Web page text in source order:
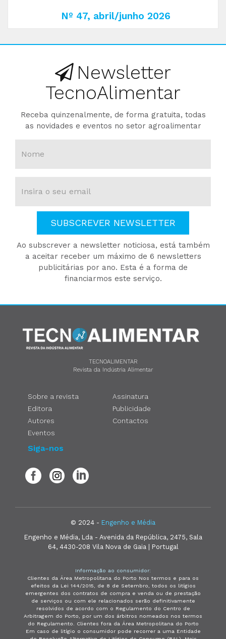
Nº 47, abril/junho 2026
Newsletter
TecnoAlimentar
Receba quinzenalmente, de forma gratuita, todas
as novidades e eventos no setor agroalimentar
SUBSCREVER NEWSLETTER
Ao subscrever a newsletter noticiosa, está também
a aceitar receber um máximo de 6 newsletters
publicitárias por ano. Esta é a forma de
financiarmos este serviço.
TECNOALIMENTAR
Revista da Indústria Alimentar
Sobre a revista
Editora
Autores
Eventos
Assinatura
Publicidade
Contactos
Siga-nos
© 2024 - Engenho e Média
Engenho e Média, Lda - Avenida da República, 2475, Sala
64, 4430-208 Vila Nova de Gaia | Portugal
Informação ao consumidor:
Clientes da Área Metropolitana do Porto Nos termos e para os
efeitos da Lei 144/2015, de 8 de Setembro, todos os litígios
emergentes dos contratos de compra e venda ou de prestação
de serviços ou com ele relacionados serão definitivamente
resolvidos de acordo com o Regulamento do Centro de
Arbitragem do Porto, por um dos árbitros nomeados nos termos
do Regulamento. Clientes fora da Área Metropolitana do Porto
Em caso de litígio o consumidor pode recorrer a uma Entidade